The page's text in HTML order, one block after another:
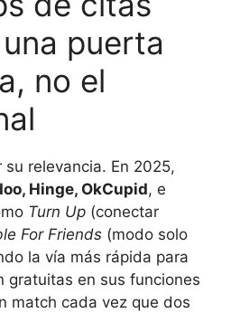
puerta
no el
relevancia. En 2025,
Hinge, OkCupid, e
Turn Up (conectar
For Friends (modo solo
la vía más rápida para
gratuitas en sus funciones
match cada vez que dos